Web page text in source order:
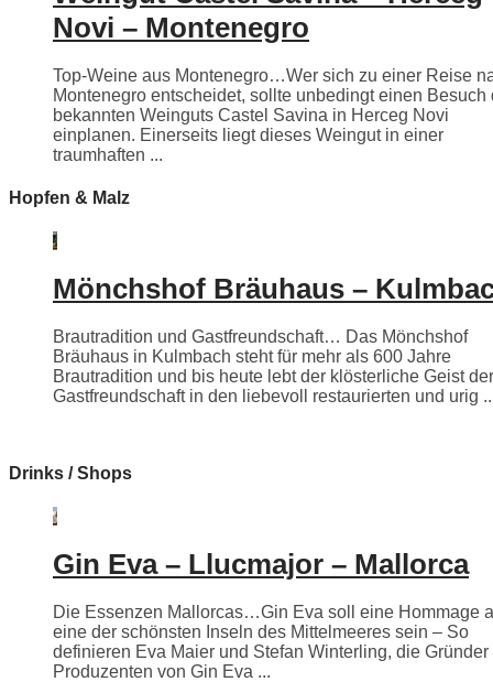
Novi – Montenegro
Top-Weine aus Montenegro…Wer sich zu einer Reise
Montenegro entscheidet, sollte unbedingt einen Besuch
bekannten Weinguts Castel Savina in Herceg Novi
einplanen. Einerseits liegt dieses Weingut in einer
traumhaften ...
Hopfen & Malz
Mönchshof Bräuhaus –
Brautradition und Gastfreundschaft… Das Mönchshof
Bräuhaus in Kulmbach steht für mehr als 600 Jahre
Brautradition und bis heute lebt der klösterliche Geist der
Gastfreundschaft in den liebevoll restaurierten und urig
Drinks / Shops
Gin Eva – Llucmajor – Mallorca
Die Essenzen Mallorcas…Gin Eva soll eine Hommage
eine der schönsten Inseln des Mittelmeeres sein – So
definieren Eva Maier und Stefan Winterling, die Gründer
Produzenten von Gin Eva ...